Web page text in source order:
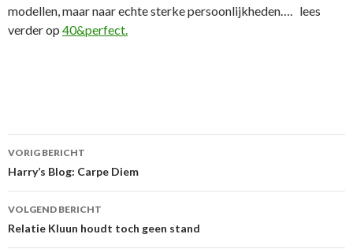
modellen, maar naar echte sterke persoonlijkheden…. lees
verder op 40&perfect.
Berichtnavigatie
VORIG BERICHT
Harry’s Blog: Carpe Diem
VOLGEND BERICHT
Relatie Kluun houdt toch geen stand